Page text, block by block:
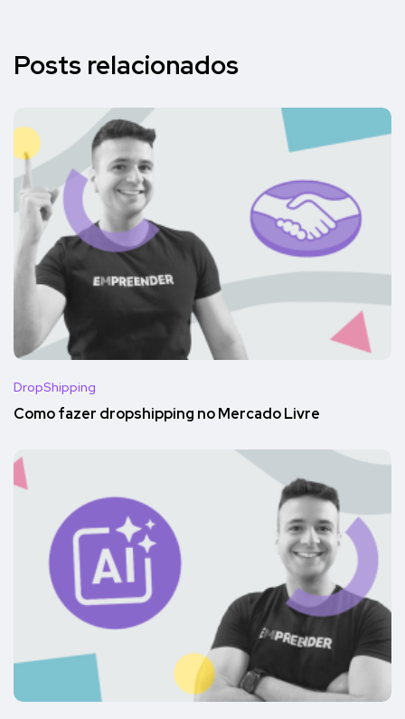
Posts relacionados
DropShipping
Como fazer dropshipping no Mercado Livre